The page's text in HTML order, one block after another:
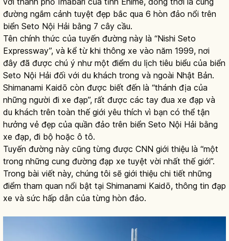
đường ngắm cảnh tuyệt đẹp bắc qua 6 hòn đảo nổi trên
biển Seto Nội Hải bằng 7 cây cầu.
Tên chính thức của tuyến đường này là “Nishi Seto
Expressway”, và kể từ khi thông xe vào năm 1999, nơi
đây đã được chú ý như một điểm du lịch tiêu biểu của biển
Seto Nội Hải đối với du khách trong và ngoài Nhật Bản.
Shimanami Kaidō còn được biết đến là “thánh địa của
những người đi xe đạp”, rất được các tay đua xe đạp và
du khách trên toàn thế giới yêu thích vì bạn có thể tận
hưởng vẻ đẹp của quần đảo trên biển Seto Nội Hải bằng
xe đạp, đi bộ hoặc ô tô.
Tuyến đường này cũng từng được CNN giới thiệu là “một
trong những cung đường đạp xe tuyệt vời nhất thế giới”.
Trong bài viết này, chúng tôi sẽ giới thiệu chi tiết những
điểm tham quan nổi bật tại Shimanami Kaidō, thông tin đạp
xe và sức hấp dẫn của từng hòn đảo.